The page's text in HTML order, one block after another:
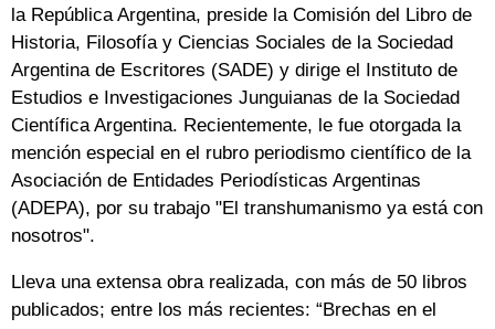
la República Argentina, preside la Comisión del Libro de
Historia, Filosofía y Ciencias Sociales de la Sociedad
Argentina de Escritores (SADE) y dirige el Instituto de
Estudios e Investigaciones Junguianas de la Sociedad
Científica Argentina. Recientemente, le fue otorgada la
mención especial en el rubro periodismo científico de la
Asociación de Entidades Periodísticas Argentinas
(ADEPA), por su trabajo "El transhumanismo ya está con
nosotros".
Lleva una extensa obra realizada, con más de 50 libros
publicados; entre los más recientes: “Brechas en el